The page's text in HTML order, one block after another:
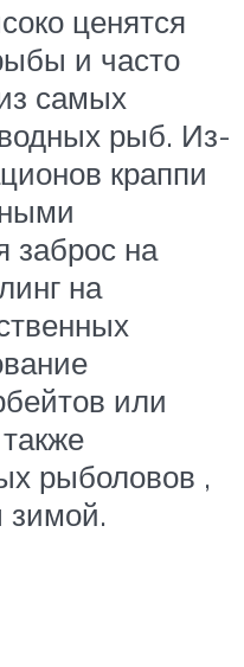
ценятся
и часто
самых
рыб. Из-
краппи
заброс на
на
или
рыболовов ,
зимой.